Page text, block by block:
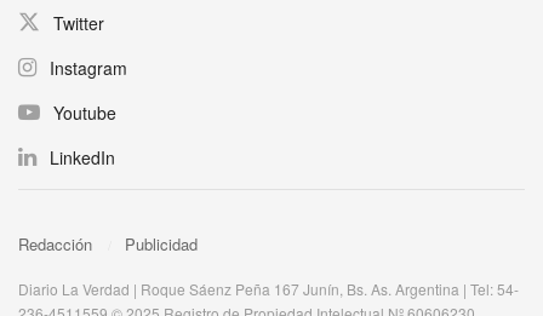
Twitter
Instagram
Youtube
LinkedIn
Redacción Publicidad
Diario La Verdad | Roque Sáenz Peña 167 Junín, Bs. As. Argentina | Tel: 54-